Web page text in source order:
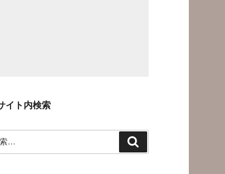
イト内検索
索